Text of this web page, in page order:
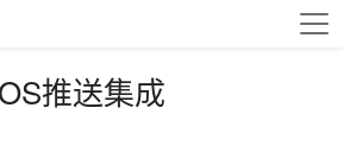
推送集成